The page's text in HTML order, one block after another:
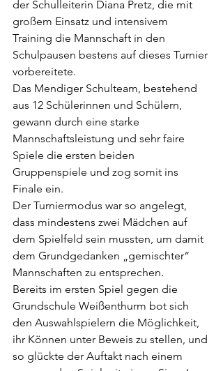
der Schulleiterin Diana Pretz, die mit
großem Einsatz und intensivem
Training die Mannschaft in den
Schulpausen bestens auf dieses Turnier
vorbereitete.
Das Mendiger Schulteam, bestehend
aus 12 Schülerinnen und Schülern,
gewann durch eine starke
Mannschaftsleistung und sehr faire
Spiele die ersten beiden
Gruppenspiele und zog somit ins
Finale ein.
Der Turniermodus war so angelegt,
dass mindestens zwei Mädchen auf
dem Spielfeld sein mussten, um damit
dem Grundgedanken „gemischter“
Mannschaften zu entsprechen.
Bereits im ersten Spiel gegen die
Grundschule Weißenthurm bot sich
den Auswahlspielern die Möglichkeit,
ihr Können unter Beweis zu stellen, und
so glückte der Auftakt nach einem